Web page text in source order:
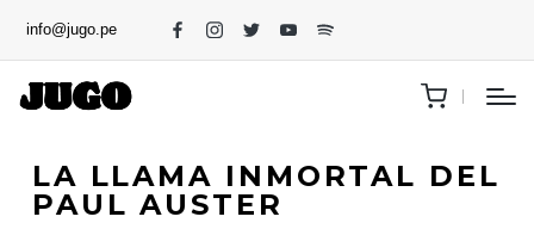
info@jugo.pe
LA LLAMA INMORTAL DEL
PAUL AUSTER